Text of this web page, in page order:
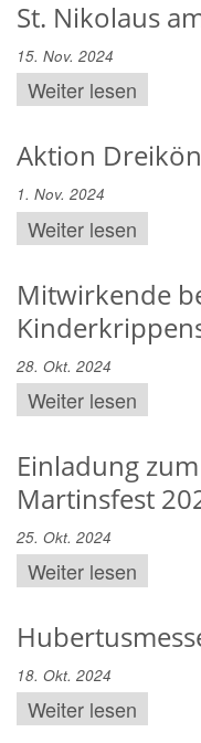
St. Nikolaus
15. Nov. 2024
Weiter lesen
Aktion
1. Nov. 2024
Weiter lesen
Mitwirkende
28. Okt. 2024
Weiter lesen
Einladung
Martinsfest
25. Okt. 2024
Weiter lesen
18. Okt. 2024
Weiter lesen